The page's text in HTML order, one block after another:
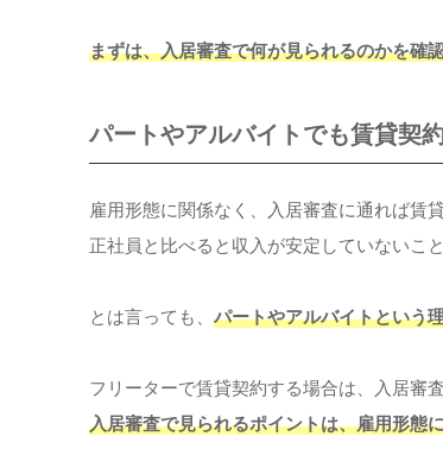
まずは、入居審査で何が見られるのかを確
パートやアルバイトでも賃貸契
雇用形態に関係なく、入居審査に通れば賃
正社員と比べると収入が安定していないこ
とは言っても、 パートやアルバイトという
フリーターで賃貸契約する場合は、入居審
入居審査で見られるポイントは、雇用形態